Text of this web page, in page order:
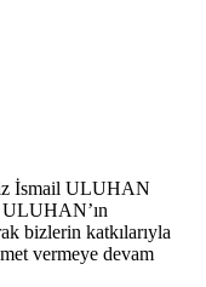
İsmail ULUHAN
ULUHAN’ın
bizlerin katkılarıyla
vermeye devam